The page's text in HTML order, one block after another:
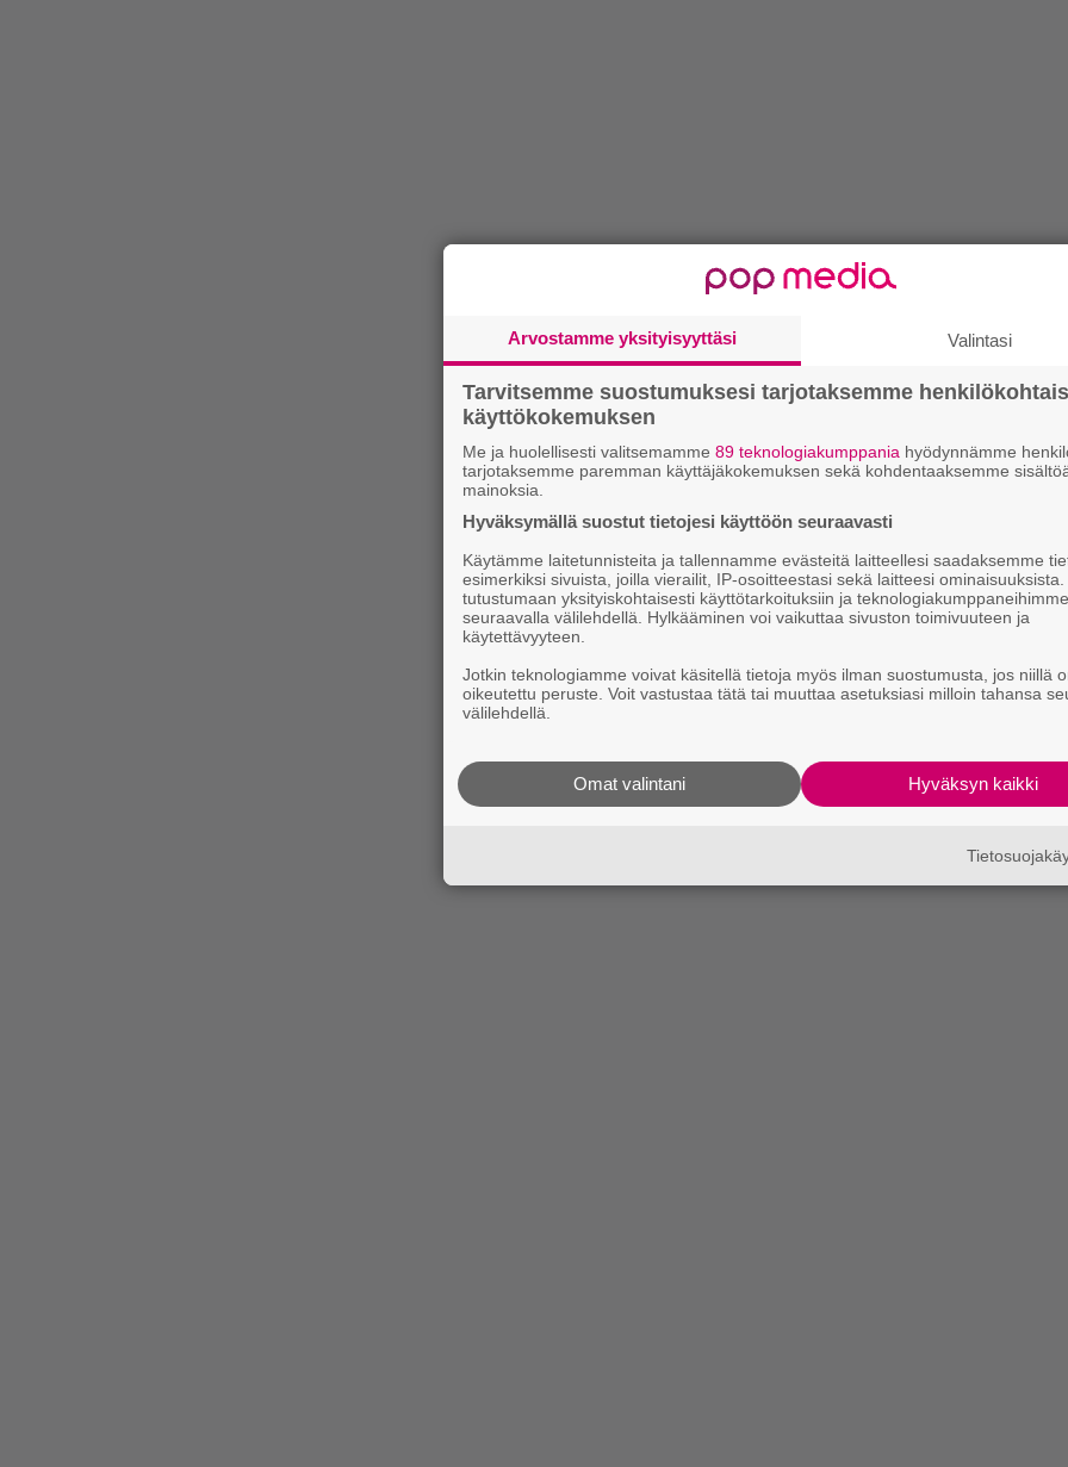
Arvostamme yksityisyyttäsi Valintasi
Tarvitsemme suostumuksesi tarjotaksemme
käyttökokemuksen
Me ja huolellisesti valitsemamme 89 teknologiakumppania hyödynnämme
tarjotaksemme paremman käyttäjäkokemuksen sekä kohdentaaksemme
mainoksia.
Hyväksymällä suostut tietojesi käyttöön seuraavasti
Käytämme laitetunnisteita ja tallennamme evästeitä laitteellesi saadaksemme
esimerkiksi sivuista, joilla vierailit, IP-osoitteestasi sekä laitteesi
tutustumaan yksityiskohtaisesti käyttötarkoituksiin ja teknologiakumppaneihimme
seuraavalla välilehdellä. Hylkääminen voi vaikuttaa sivuston toimivuuteen ja
käytettävyyteen.
Jotkin teknologiamme voivat käsitellä tietoja myös ilman suostumusta, jos niillä
oikeutettu peruste. Voit vastustaa tätä tai muuttaa asetuksiasi milloin tahansa
välilehdellä.
Hyväksyn kaikki
Omat valintani